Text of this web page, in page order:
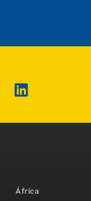
África